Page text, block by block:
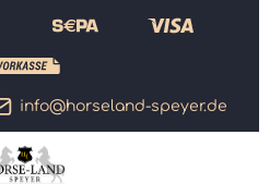
info@horseland-speyer.de